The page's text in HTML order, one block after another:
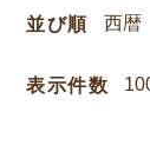
並び順
表示件数